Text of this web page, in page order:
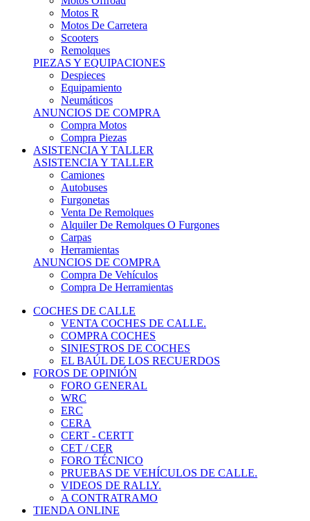
Motos R
Motos De Carretera
Scooters
Remolques
PIEZAS Y EQUIPACIONES
Despieces
Equipamiento
Neumáticos
ANUNCIOS DE COMPRA
Compra Motos
Compra Piezas
ASISTENCIA Y TALLER
ASISTENCIA Y TALLER
Camiones
Autobuses
Furgonetas
Venta De Remolques
Alquiler De Remolques O Furgones
Carpas
Herramientas
ANUNCIOS DE COMPRA
Compra De Vehículos
Compra De Herramientas
COCHES DE CALLE
VENTA COCHES DE CALLE.
COMPRA COCHES
SINIESTROS DE COCHES
EL BAÚL DE LOS RECUERDOS
FOROS DE OPINIÓN
FORO GENERAL
WRC
ERC
CERA
CERT - CERTT
CET / CER
FORO TÉCNICO
PRUEBAS DE VEHÍCULOS DE CALLE.
VIDEOS DE RALLY.
A CONTRATRAMO
TIENDA ONLINE